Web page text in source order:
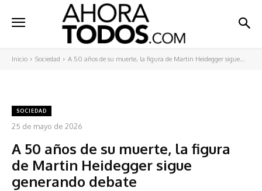
Inicio Sociedad A 50 años de su muerte, la figura de Martin Heidegger sigue...
SOCIEDAD
25 de mayo de 2026
A 50 años de su muerte, la figura
de Martin Heidegger sigue
generando debate